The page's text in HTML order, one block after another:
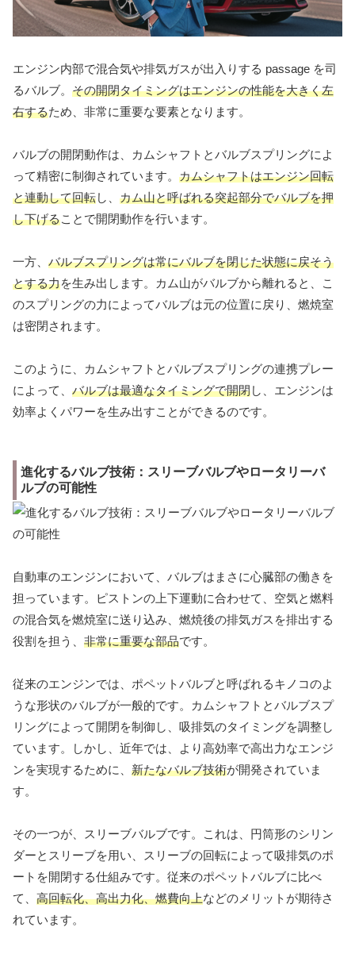
エンジン内部で混合気や排気ガスが出入りする passage を司
るバルブ。 その開閉タイミングはエンジンの性能を大きく左
右するため、非常に重要な要素となります。
バルブの開閉動作は、カムシャフトとバルブスプリングによ
って精密に制御されています。 カムシャフトはエンジン回転
と連動して回転し、 カム山と呼ばれる突起部分でバルブを押
し下げることで開閉動作を行います。
一方、 バルブスプリングは常にバルブを閉じた状態に戻そう
とする力を生み出します。カム山がバルブから離れると、こ
のスプリングの力によってバルブは元の位置に戻り、燃焼室
は密閉されます。
このように、カムシャフトとバルブスプリングの連携プレー
によって、 バルブは最適なタイミングで開閉し、エンジンは
効率よくパワーを生み出すことができるのです。
進化するバルブ技術：スリーブバルブやロータリーバ
ルブの可能性
自動車のエンジンにおいて、バルブはまさに心臓部の働きを
担っています。ピストンの上下運動に合わせて、空気と燃料
の混合気を燃焼室に送り込み、燃焼後の排気ガスを排出する
役割を担う、 非常に重要な部品です。
従来のエンジンでは、ポペットバルブと呼ばれるキノコのよ
うな形状のバルブが一般的です。カムシャフトとバルブスプ
リングによって開閉を制御し、吸排気のタイミングを調整し
ています。しかし、近年では、より高効率で高出力なエンジ
ンを実現するために、 新たなバルブ技術が開発されていま
す。
その一つが、スリーブバルブです。これは、円筒形のシリン
ダーとスリーブを用い、スリーブの回転によって吸排気のポ
ートを開閉する仕組みです。従来のポペットバルブに比べ
て、 高回転化、高出力化、燃費向上などのメリットが期待さ
れています。